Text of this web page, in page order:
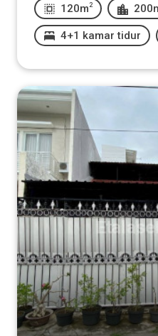
120m 2
4+1 kamar tidur